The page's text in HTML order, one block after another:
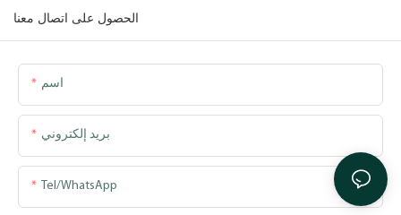
الحصول على اتصال معنا
اسم
بريد إلكتروني
Tel/WhatsApp